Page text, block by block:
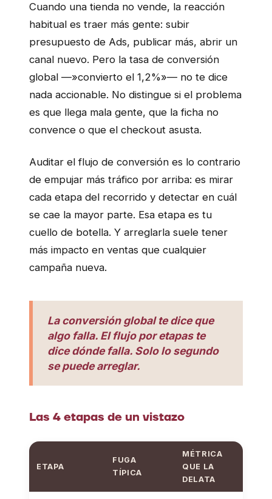
Cuando una tienda no vende, la reacción
habitual es traer más gente: subir
presupuesto de Ads, publicar más, abrir un
canal nuevo. Pero la tasa de conversión
global —»convierto el 1,2%»— no te dice
nada accionable. No distingue si el problema
es que llega mala gente, que la ficha no
convence o que el checkout asusta.
Auditar el flujo de conversión es lo contrario
de empujar más tráfico por arriba: es mirar
cada etapa del recorrido y detectar en cuál
se cae la mayor parte. Esa etapa es tu
cuello de botella. Y arreglarla suele tener
más impacto en ventas que cualquier
campaña nueva.
La conversión global te dice que
algo falla. El flujo por etapas te
dice dónde falla. Solo lo segundo
se puede arreglar.
Las 4 etapas de un vistazo
ETAPA
FUGA
TÍPICA
MÉTRICA
QUE LA
DELATA